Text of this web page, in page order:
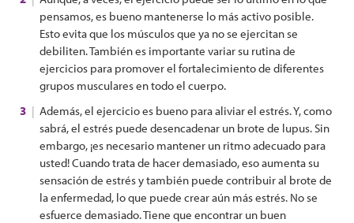
pensamos, es bueno mantenerse lo más activo posible.
Esto evita que los músculos que ya no se ejercitan se
debiliten. También es importante variar su rutina de
ejercicios para promover el fortalecimiento de diferentes
grupos musculares en todo el cuerpo.
Además, el ejercicio es bueno para aliviar el estrés. Y, como
sabrá, el estrés puede desencadenar un brote de lupus. Sin
embargo, ¡es necesario mantener un ritmo adecuado para
usted! Cuando trata de hacer demasiado, eso aumenta su
sensación de estrés y también puede contribuir al brote de
la enfermedad, lo que puede crear aún más estrés. No se
esfuerce demasiado. Tiene que encontrar un buen